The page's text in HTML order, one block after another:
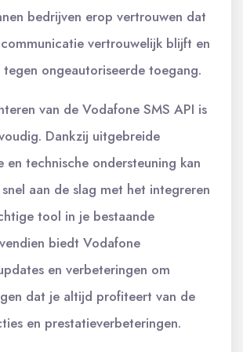
bedrijven erop vertrouwen dat
vertrouwelijk blijft en
tegen ongeautoriseerde toegang.
van de Vodafone SMS API is
Dankzij uitgebreide
en technische ondersteuning kan
aan de slag met het integreren
tool in je bestaande
biedt Vodafone
en verbeteringen om
dat je altijd profiteert van de
en prestatieverbeteringen.